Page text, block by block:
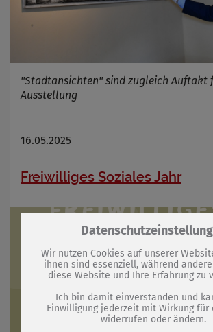
"Stadtansichten" sind zugleich Auftakt
Ausstellung
16.05.2025
Freiwilliges Soziales Jahr
Zum Betrieb der Seite notwendige
Name
PHP Session Cookie
Anbieter
Eigentümer dieser Website
Wenselaar GmbH & Co. KG)
Absicherung
Wir nutzen Cookies auf unserer
ihnen sind essenziell, während
diese Website und Ihre Erfahrung zu
Ich bin damit einverstanden und
Einwilligung jederzeit mit Wirkung für
widerrufen oder ändern.